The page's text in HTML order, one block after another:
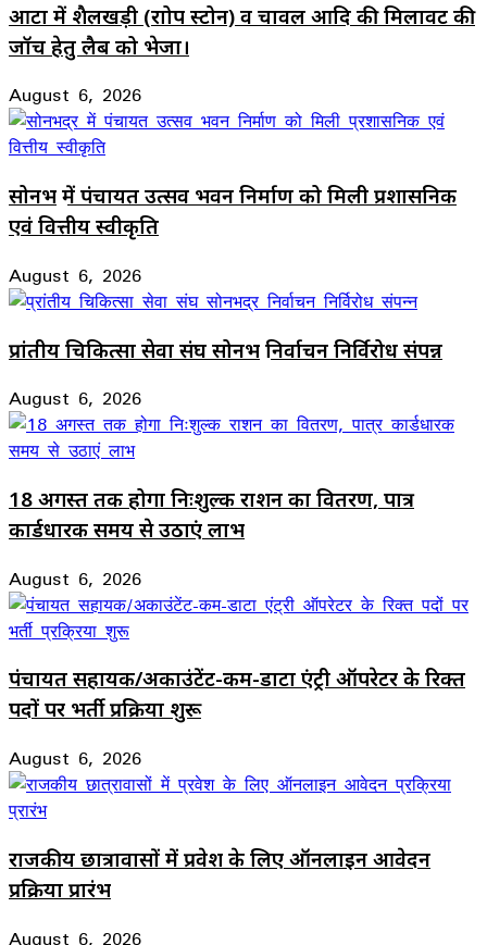
आटा में शैलखड़ी (राोप स्टोन) व चावल आदि की मिलावट की
जॉच हेतु लैब को भेजा।
August 6, 2026
सोनभद्र में पंचायत उत्सव भवन निर्माण को मिली प्रशासनिक
एवं वित्तीय स्वीकृति
August 6, 2026
प्रांतीय चिकित्सा सेवा संघ सोनभद्र निर्वाचन निर्विरोध संपन्न
August 6, 2026
18 अगस्त तक होगा निःशुल्क राशन का वितरण, पात्र
कार्डधारक समय से उठाएं लाभ
August 6, 2026
पंचायत सहायक/अकाउंटेंट-कम-डाटा एंट्री ऑपरेटर के रिक्त
पदों पर भर्ती प्रक्रिया शुरू
August 6, 2026
राजकीय छात्रावासों में प्रवेश के लिए ऑनलाइन आवेदन
प्रक्रिया प्रारंभ